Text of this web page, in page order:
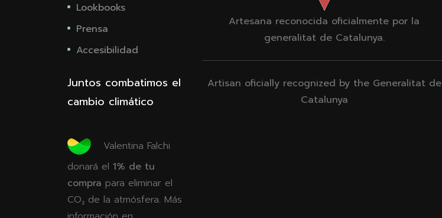
Lookbooks
Prensa
Accesibilidad
Juntos combatimos el
cambio climático
Valentina Falchi
donará el 1% de tu
compra para eliminar el
CO₂ de la atmósfera. Más
Artesana reconocida oficialmente por la
generalitat de Catalunya.
Artisan oficially recognized by the Generalitat de
Catalunya